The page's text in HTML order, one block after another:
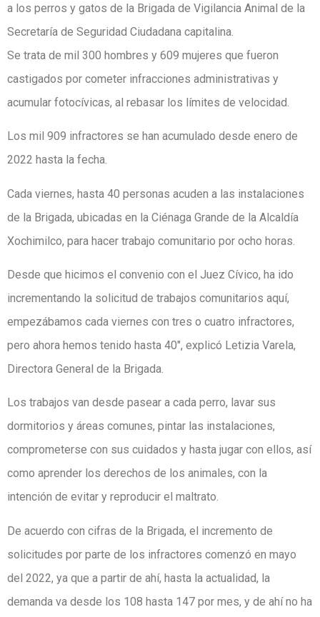
a los perros y gatos de la Brigada de Vigilancia Animal de la
Secretaría de Seguridad Ciudadana capitalina.
Se trata de mil 300 hombres y 609 mujeres que fueron
castigados por cometer infracciones administrativas y
acumular fotocívicas, al rebasar los límites de velocidad.
Los mil 909 infractores se han acumulado desde enero de
2022 hasta la fecha.
Cada viernes, hasta 40 personas acuden a las instalaciones
de la Brigada, ubicadas en la Ciénaga Grande de la Alcaldía
Xochimilco, para hacer trabajo comunitario por ocho horas.
Desde que hicimos el convenio con el Juez Cívico, ha ido
incrementando la solicitud de trabajos comunitarios aquí,
empezábamos cada viernes con tres o cuatro infractores,
pero ahora hemos tenido hasta 40″, explicó Letizia Varela,
Directora General de la Brigada.
Los trabajos van desde pasear a cada perro, lavar sus
dormitorios y áreas comunes, pintar las instalaciones,
comprometerse con sus cuidados y hasta jugar con ellos, así
como aprender los derechos de los animales, con la
intención de evitar y reproducir el maltrato.
De acuerdo con cifras de la Brigada, el incremento de
solicitudes por parte de los infractores comenzó en mayo
del 2022, ya que a partir de ahí, hasta la actualidad, la
demanda va desde los 108 hasta 147 por mes, y de ahí no ha